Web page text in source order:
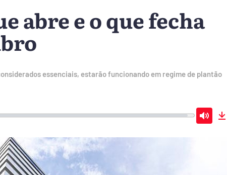
abre e o que fecha
essenciais, estarão funcionando em regime de plantão
Mute